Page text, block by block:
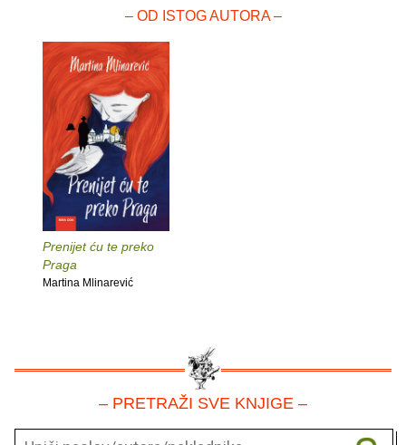
– OD ISTOG AUTORA –
Prenijet ću te preko
Praga
Martina Mlinarević
– PRETRAŽI SVE KNJIGE –